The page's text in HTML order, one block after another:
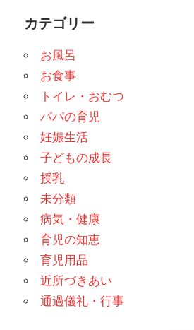
カテゴリー
お風呂
お食事
トイレ・おむつ
パパの育児
妊娠生活
子どもの成長
授乳
未分類
病気・健康
育児の知恵
育児用品
近所づきあい
通過儀礼・行事